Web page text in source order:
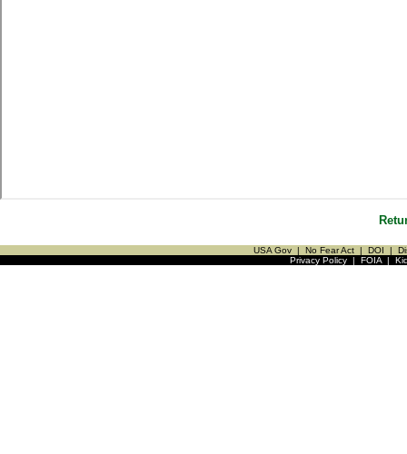
USA Gov | No Fear Act | DOI |
Privacy Policy| FOIA|